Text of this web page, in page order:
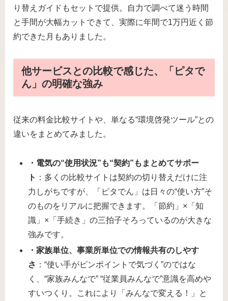
り替えガイドもセットで提供。自力で調べて迷う時間
と手間が大幅カットできて、実際に年間で1万円近く節
約できた月もありました。
他サービスとの比較で感じた、「ピタで
ん」の明確な強み
従来の料金比較サイトや、単なる“環境啓発ツール”との
違いをまとめてみました。
・電気の“使用状況”も“契約”もまとめてサポー
ト ：多くの比較サイトは契約の切り替えだけに注
力しがちですが、「ピタでん」は日々の“使い方”そ
のものをリアルに把握できます。「節約」×「知
識」×「手続き」の三拍子そろっているのが大きな
強みです。
・家族単位、事業所単位での情報共有のしやす
さ ：“使い手がピンポイントで気づく”のではな
く、“家族みんなで” “従業員みんなで”意識を高めや
すいつくり。これにより「みんなで変える！」と